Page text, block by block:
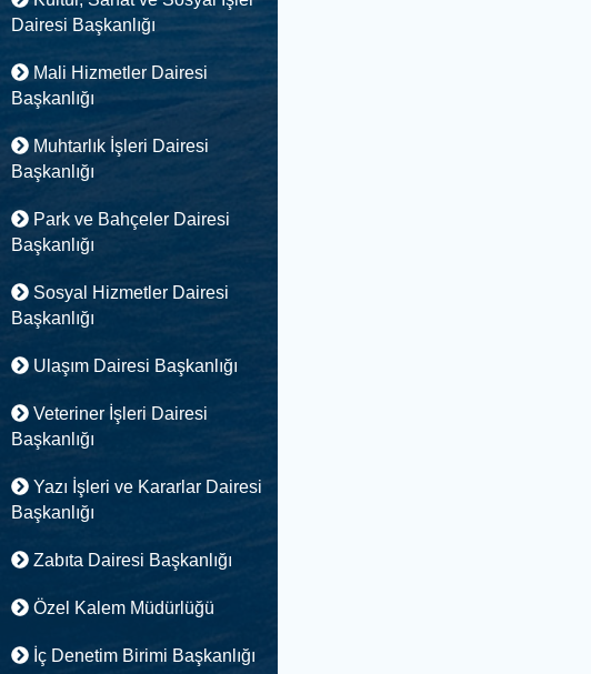
Dairesi Başkanlığı
Mali Hizmetler Dairesi
Başkanlığı
Muhtarlık İşleri Dairesi
Başkanlığı
Park ve Bahçeler Dairesi
Başkanlığı
Sosyal Hizmetler Dairesi
Başkanlığı
Ulaşım Dairesi Başkanlığı
Veteriner İşleri Dairesi
Başkanlığı
Yazı İşleri ve Kararlar Dairesi
Başkanlığı
Zabıta Dairesi Başkanlığı
Özel Kalem Müdürlüğü
İç Denetim Birimi Başkanlığı